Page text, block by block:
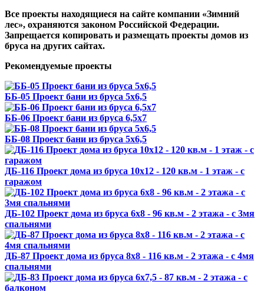
Все проекты находящиеся на сайте компании «Зимний
лес», охраняются законом Российской Федерации.
Запрещается копировать и размещать проекты домов из
бруса на других сайтах.
Рекомендуемые проекты
ББ-05 Проект бани из бруса 5х6,5
ББ-06 Проект бани из бруса 6,5х7
ББ-08 Проект бани из бруса 5х6,5
ДБ-116 Проект дома из бруса 10х12 - 120 кв.м - 1 этаж - с
гаражом
ДБ-102 Проект дома из бруса 6х8 - 96 кв.м - 2 этажа - с 3мя
спальнями
ДБ-87 Проект дома из бруса 8х8 - 116 кв.м - 2 этажа - с 4мя
спальнями